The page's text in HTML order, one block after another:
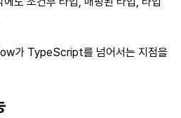
가 TypeScript를 넘어서는 지점을